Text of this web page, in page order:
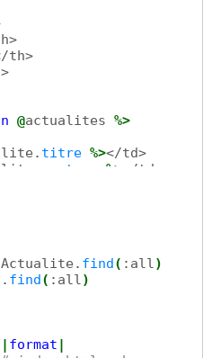
th>
@actualites %>
titre %></td>
contenu %>
</td>
find( :all)
find( :all)
| format |